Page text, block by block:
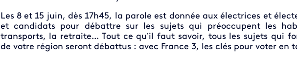
Les 8 et 15 juin, dès 17h45, la parole est donnée aux électrices et
et candidats pour débattre sur les sujets qui préoccupent les
transports, la retraite... Tout ce qu’il faut savoir, tous les sujets qui
de votre région seront débattus : avec France 3, les clés pour voter en